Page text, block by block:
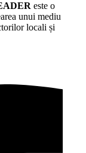
este o
unui mediu
locali și